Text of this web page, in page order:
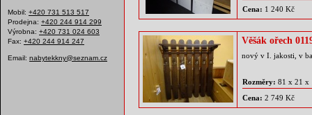
Mobil: +420 731 513 517
Prodejna: +420 244 914 299
Výrobna: +420 731 024 603
Fax: +420 244 914 247
Email: nabytekkny@seznam.cz
Cena: 1 240 Kč
Věšák ořech
nový v I. jakosti, v
Rozměry: 81 x 21 x
Cena: 2 749 Kč